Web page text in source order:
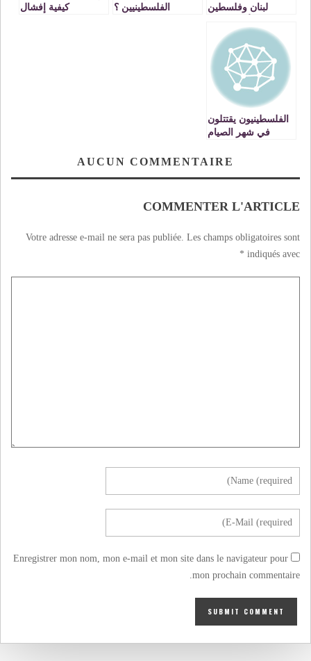
لبنان وفلسطين
لاهية راقصة
الفلسطينيين ؟
كيفية إفشال
الفلسطينيون يقتتلون
في شهر الصيام
إسرائيل
AUCUN COMMENTAIRE
COMMENTER L'ARTICLE
Votre adresse e-mail ne sera pas publiée. Les champs obligatoires sont
indiqués avec
*
Enregistrer mon nom, mon e-mail et mon site dans le navigateur pour
mon prochain commentaire.